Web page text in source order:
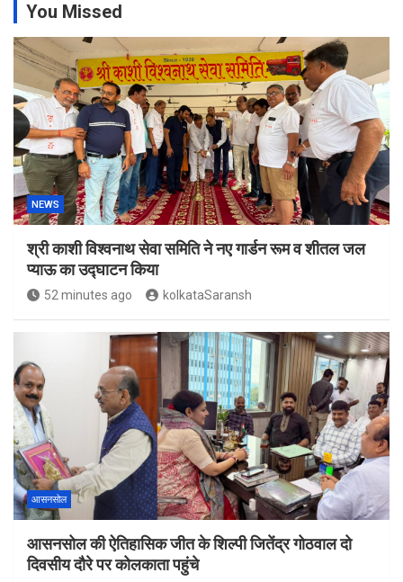
You Missed
NEWS
श्री काशी विश्वनाथ सेवा समिति ने नए गार्डन रूम व शीतल जल
प्याऊ का उद्घाटन किया
52 minutes ago kolkataSaransh
आसनसोल
आसनसोल की ऐतिहासिक जीत के शिल्पी जितेंद्र गोठवाल दो
दिवसीय दौरे पर कोलकाता पहुंचे